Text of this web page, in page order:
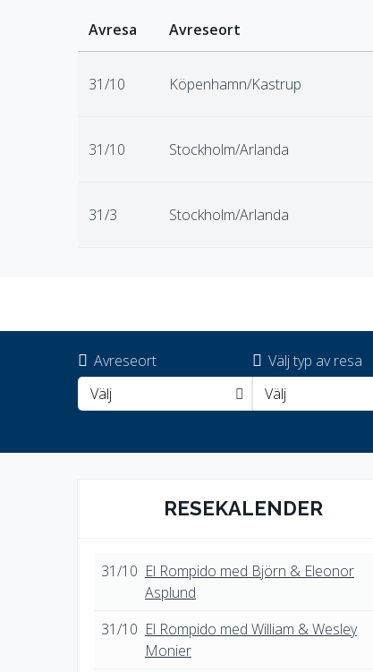
Avresa Avreseort
31/10 Köpenhamn/Kastrup
31/10 Stockholm/Arlanda
31/3 Stockholm/Arlanda
Avreseort
Välj
Välj typ av resa
Välj
RESEKALENDER
31/10 El Rompido med Björn & Eleonor
Asplund
31/10 El Rompido med William & Wesley
Monier